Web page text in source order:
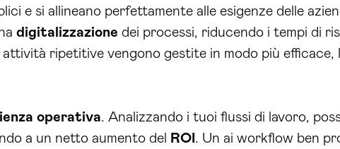
e si allineano perfettamente alle esigenze delle
digitalizzazione dei processi, riducendo i tempi di
attività ripetitive vengono gestite in modo più efficace,
operativa. Analizzando i tuoi flussi di lavoro,
a un netto aumento del
ROI . Un ai workflow ben